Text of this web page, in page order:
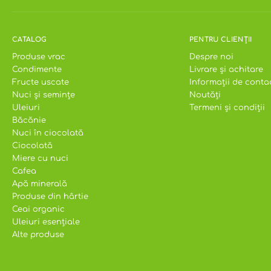
CATALOG
Produse vrac
Condimente
Fructe uscate
Nuci și semințe
Uleiuri
Băcănie
Nuci în ciocolată
Ciocolată
Miere cu nuci
Cafea
Apă minerală
Produse din hârtie
Ceai organic
Uleiuri esențiale
Alte produse
PENTRU CLIENȚII
Despre noi
Livrare și achitare
Informații de
Noutăți
Termeni și condiții